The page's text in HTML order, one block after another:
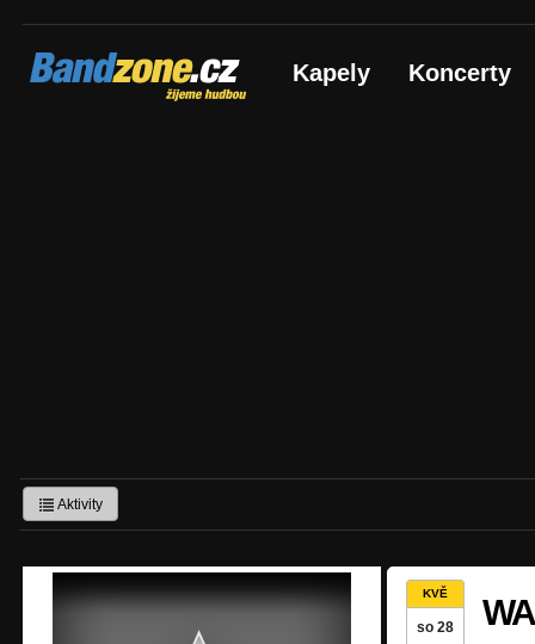
Bandzone.cz
žijeme hudbou Kapely Koncerty
Aktivity
KVĚ
so 28